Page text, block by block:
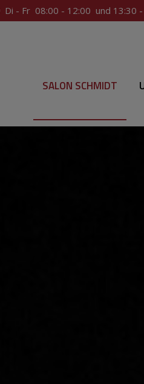
Di - Fr 08:00 - 12:00 und
SALON SCHMIDT